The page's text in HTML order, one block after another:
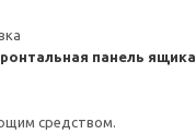
панель ящика
средством.